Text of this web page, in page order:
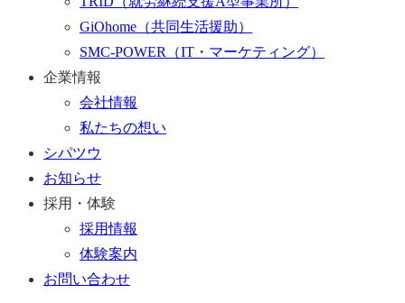
GiOhome （共同生活援助）
SMC-POWER
（IT・マーケティング）
企業情報
会社情報
私たちの想い
シパツウ
お知らせ
採用・体験
採用情報
体験案内
お問い合わせ